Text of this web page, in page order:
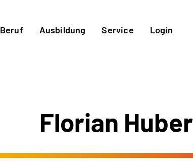
Beruf Ausbildung Service Login
Florian Huber